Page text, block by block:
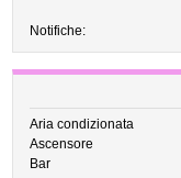
Notifiche:
Aria condizionata
Ascensore
Bar